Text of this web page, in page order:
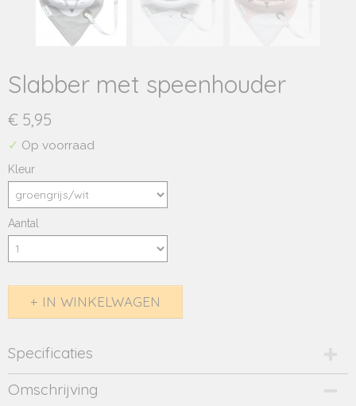
Slabber met speenhouder
€ 5,95
✓ Op voorraad
Kleur
Aantal
IN WINKELWAGEN
Specificaties
Productcode
65-113
Omschrijving